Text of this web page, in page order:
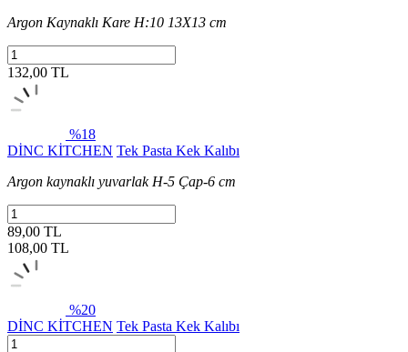
Argon Kaynaklı Kare H:10 13X13 cm
132,00 TL
%18
DİNC KİTCHEN Tek Pasta Kek Kalıbı
Argon kaynaklı yuvarlak H-5 Çap-6 cm
89,00 TL
108,00 TL
%20
DİNC KİTCHEN Tek Pasta Kek Kalıbı